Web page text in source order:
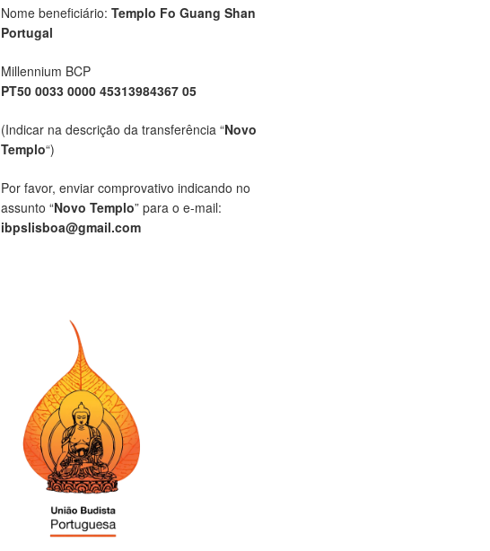
Nome beneficiário: Templo Fo Guang Shan
Portugal
Millennium BCP
PT50 0033 0000 45313984367 05
(Indicar na descrição da transferência “Novo
Templo“)
Por favor, enviar comprovativo indicando no
assunto “Novo Templo” para o e-mail:
ibpslisboa@gmail.com